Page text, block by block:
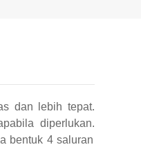
dan lebih tepat.
diperlukan.
bentuk 4 saluran